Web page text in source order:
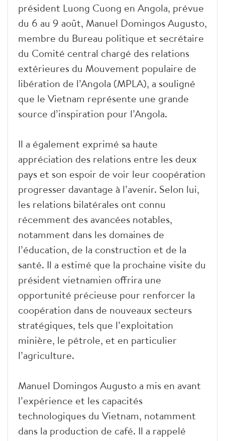
président Luong Cuong en Angola, prévue
du 6 au 9 août, Manuel Domingos Augusto,
membre du Bureau politique et secrétaire
du Comité central chargé des relations
extérieures du Mouvement populaire de
libération de l’Angola (MPLA), a souligné
que le Vietnam représente une grande
source d’inspiration pour l’Angola.
Il a également exprimé sa haute
appréciation des relations entre les deux
pays et son espoir de voir leur coopération
progresser davantage à l’avenir. Selon lui,
les relations bilatérales ont connu
récemment des avancées notables,
notamment dans les domaines de
l’éducation, de la construction et de la
santé. Il a estimé que la prochaine visite du
président vietnamien offrira une
opportunité précieuse pour renforcer la
coopération dans de nouveaux secteurs
stratégiques, tels que l’exploitation
minière, le pétrole, et en particulier
l’agriculture.
Manuel Domingos Augusto a mis en avant
l’expérience et les capacités
technologiques du Vietnam, notamment
dans la production de café. Il a rappelé